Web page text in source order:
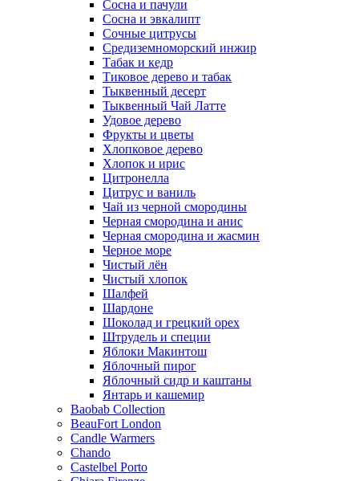
Сосна и пачули
Сосна и эвкалипт
Сочные цитрусы
Средиземноморский инжир
Табак и кедр
Тиковое дерево и табак
Тыквенный десерт
Тыквенный Чай Латте
Удовое дерево
Фрукты и цветы
Хлопковое дерево
Хлопок и ирис
Цитронелла
Цитрус и ваниль
Чай из черной смородины
Черная смородина и анис
Черная смородина и жасмин
Черное море
Чистый лён
Чистый хлопок
Шалфей
Шардоне
Шоколад и грецкий орех
Штрудель и специи
Яблоки Макинтош
Яблочный пирог
Яблочный сидр и каштаны
Янтарь и кашемир
Baobab Collection
BeauFort London
Candle Warmers
Chando
Castelbel Porto